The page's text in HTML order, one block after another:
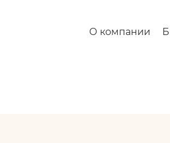
О компании